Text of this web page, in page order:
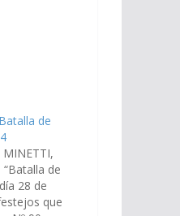
de
MINETTI,
de
28 de
que